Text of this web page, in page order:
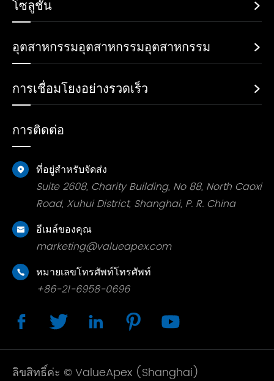
โซลูชัน 
อุตสาหกรรมอุตสาหกรรมอุตสาหกรรม 
การเชื่อมโยงอย่างรวดเร็ว 
การติดต่อ

ที่อยู่สำหรับจัดส่ง
Suite 2608, Charity Building, No 88, North Caoxi
Road, Xuhui District, Shanghai, P. R. China

อีเมล์ของคุณ
marketing@valueapex.com

หมายเลขโทรศัพท์โทรศัพท์
+86-21-6958-0696
    
ลิขสิทธิ์ค่ะ ©ValueApex (Shanghai)